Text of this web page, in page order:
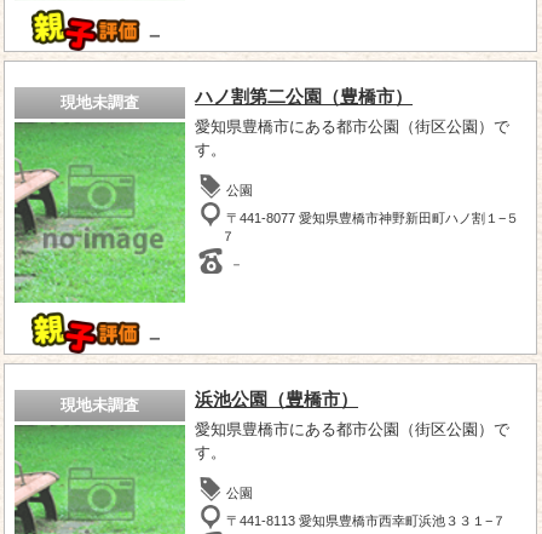
－
現地未調査
－
ハノ割第二公園（豊橋市）
愛知県豊橋市にある都市公園（街区公園）で
す。
公園
〒441-8077 愛知県豊橋市神野新田町ハノ割１−５
７
－
現地未調査 浜池公園（豊橋市）
愛知県豊橋市にある都市公園（街区公園）で
す。
公園
〒441-8113 愛知県豊橋市西幸町浜池３３１−７